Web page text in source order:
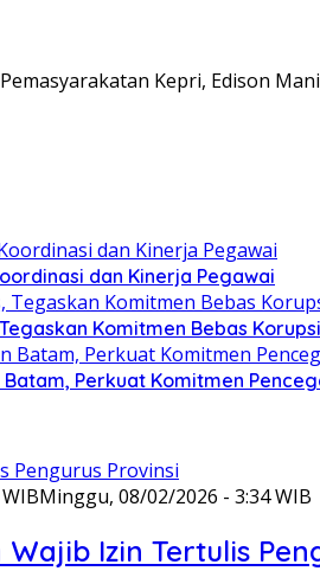
Kepri, Edison
dan Kinerja Pegawai
Komitmen Bebas Korupsi
Perkuat Komitmen
Minggu, 08/02/2026 - 3:34 WIB
Izin Tertulis